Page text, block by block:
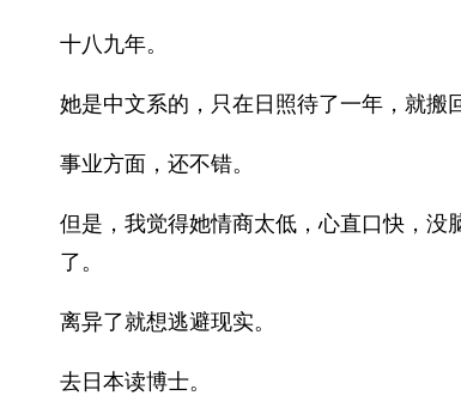
十八九年。
她是中文系的，只在日照待了一年，就搬
事业方面，还不错。
但是，我觉得她情商太低，心直口快，
了。
离异了就想逃避现实。
去日本读博士。